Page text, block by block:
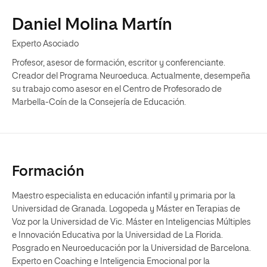
Daniel Molina Martín
Experto Asociado
Profesor, asesor de formación, escritor y conferenciante.
Creador del Programa Neuroeduca. Actualmente, desempeña
su trabajo como asesor en el Centro de Profesorado de
Marbella-Coín de la Consejería de Educación.
Formación
Maestro especialista en educación infantil y primaria por la
Universidad de Granada. Logopeda y Máster en Terapias de
Voz por la Universidad de Vic. Máster en Inteligencias Múltiples
e Innovación Educativa por la Universidad de La Florida.
Posgrado en Neuroeducación por la Universidad de Barcelona.
Experto en Coaching e Inteligencia Emocional por la